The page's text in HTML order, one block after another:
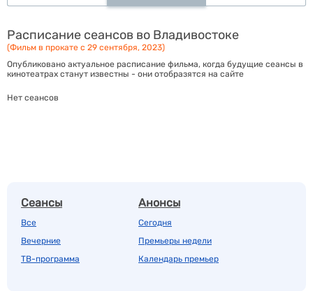
Расписание сеансов во Владивостоке
(Фильм в прокате с 29 сентября, 2023)
Опубликовано актуальное расписание фильма, когда будущие сеансы в
кинотеатрах станут известны - они отобразятся на сайте
Нет сеансов
Сеансы
Все
Вечерние
ТВ-программа
Анонсы
Сегодня
Премьеры недели
Календарь премьер